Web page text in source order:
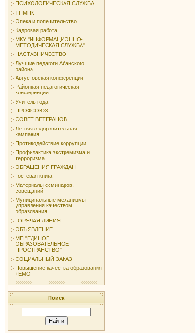
ПСИХОЛОГИЧЕСКАЯ СЛУЖБА
ТПМПК
Опека и попечительство
Кадровая работа
МКУ "ИНФОРМАЦИОННО-
МЕТОДИЧЕСКАЯ СЛУЖБА"
НАСТАВНИЧЕСТВО
Лучшие педагоги Абанского
района
Августовская конференция
Районная педагогическая
конференция
Учитель года
ПРОФСОЮЗ
СОВЕТ ВЕТЕРАНОВ
Летняя оздоровительная
кампания
Противодействие коррупции
Профилактика экстремизма и
терроризма
ОБРАЩЕНИЯ ГРАЖДАН
Гостевая книга
Материалы семинаров,
совещаний
Муниципальные механизмы
управления качеством
образования
ГОРЯЧАЯ ЛИНИЯ
ОБЪЯВЛЕНИЕ
МП "ЕДИНОЕ
ОБРАЗОВАТЕЛЬНОЕ
ПРОСТРАНСТВО"
СОЦИАЛЬНЫЙ ЗАКАЗ
Повышение качества образования
+ЕМО
Поиск